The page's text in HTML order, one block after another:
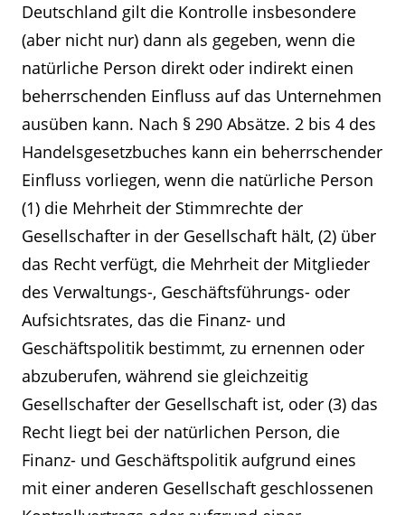
Deutschland gilt die Kontrolle insbesondere
(aber nicht nur) dann als gegeben, wenn die
natürliche Person direkt oder indirekt einen
beherrschenden Einfluss auf das Unternehmen
ausüben kann. Nach § 290 Absätze. 2 bis 4 des
Handelsgesetzbuches kann ein beherrschender
Einfluss vorliegen, wenn die natürliche Person
(1) die Mehrheit der Stimmrechte der
Gesellschafter in der Gesellschaft hält, (2) über
das Recht verfügt, die Mehrheit der Mitglieder
des Verwaltungs-, Geschäftsführungs- oder
Aufsichtsrates, das die Finanz- und
Geschäftspolitik bestimmt, zu ernennen oder
abzuberufen, während sie gleichzeitig
Gesellschafter der Gesellschaft ist, oder (3) das
Recht liegt bei der natürlichen Person, die
Finanz- und Geschäftspolitik aufgrund eines
mit einer anderen Gesellschaft geschlossenen